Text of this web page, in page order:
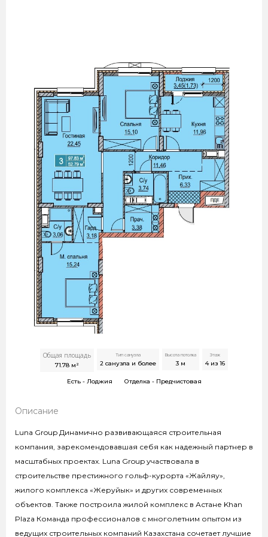
Общая площадь
71.78 м²
Тип санузла
2 санузла и более
Высота потолка
3 м
Этаж
4 из 16
Есть - Лоджия Отделка - Предчистовая
Описание
Luna Group Динамично развивающаяся строительная
компания, зарекомендовавшая себя как надежный партнер в
масштабных проектах. Luna Group участвовала в
строительстве престижного гольф-курорта «Жайляу»,
жилого комплекса «Жеруйык» и других современных
объектов. Также построила жилой комплекс в Астане Khan
Plaza Команда профессионалов с многолетним опытом из
ведущих строительных компаний Казахстана сочетает лучшие